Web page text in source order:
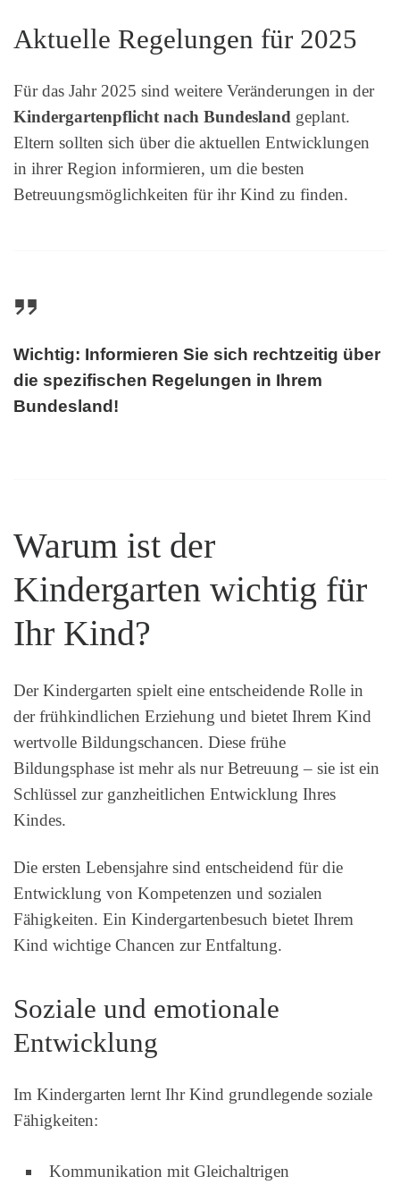
Aktuelle Regelungen für 2025
Für das Jahr 2025 sind weitere Veränderungen in der
Kindergartenpflicht nach Bundesland geplant.
Eltern sollten sich über die aktuellen Entwicklungen
in ihrer Region informieren, um die besten
Betreuungsmöglichkeiten für ihr Kind zu finden.
Wichtig: Informieren Sie sich rechtzeitig über
die spezifischen Regelungen in Ihrem
Bundesland!
Warum ist der
Kindergarten wichtig für
Ihr Kind?
Der Kindergarten spielt eine entscheidende Rolle in
der frühkindlichen Erziehung und bietet Ihrem Kind
wertvolle Bildungschancen. Diese frühe
Bildungsphase ist mehr als nur Betreuung – sie ist ein
Schlüssel zur ganzheitlichen Entwicklung Ihres
Kindes.
Die ersten Lebensjahre sind entscheidend für die
Entwicklung von Kompetenzen und sozialen
Fähigkeiten. Ein Kindergartenbesuch bietet Ihrem
Kind wichtige Chancen zur Entfaltung.
Soziale und emotionale
Entwicklung
Im Kindergarten lernt Ihr Kind grundlegende soziale
Fähigkeiten:
Kommunikation mit Gleichaltrigen